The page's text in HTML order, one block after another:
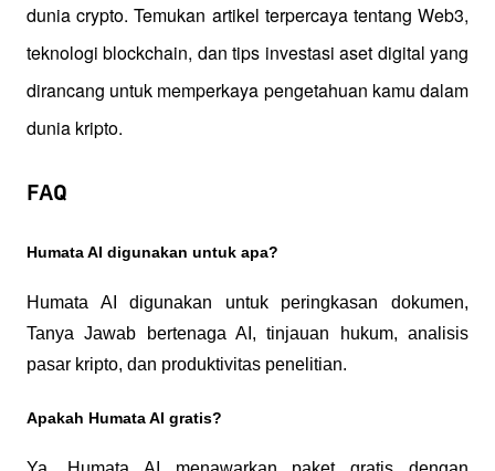
dunia crypto. Temukan artikel terpercaya tentang Web3,
teknologi blockchain, dan tips investasi aset digital yang
dirancang untuk memperkaya pengetahuan kamu dalam
dunia kripto.
FAQ
Humata AI digunakan untuk apa?
Humata AI digunakan untuk peringkasan dokumen,
Tanya Jawab bertenaga AI, tinjauan hukum, analisis
pasar kripto, dan produktivitas penelitian.
Apakah Humata AI gratis?